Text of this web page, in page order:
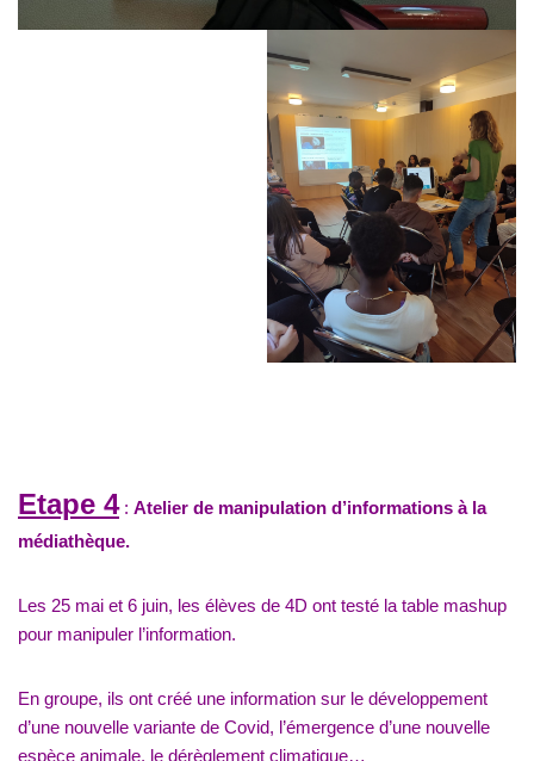
Etape 4: Atelier de manipulation d’informations à la
médiathèque.
Les 25 mai et 6 juin, les élèves de 4D ont testé la table mashup
pour manipuler l’information.
En groupe, ils ont créé une information sur le développement
d’une nouvelle variante de Covid, l’émergence d’une nouvelle
espèce animale, le dérèglement climatique…